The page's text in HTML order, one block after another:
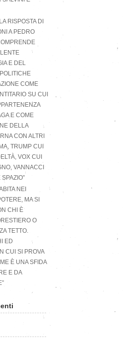
RISPOSTA DI
A PEDRO
E DEL
COME
SU CUI
E COME
DELLA
CON ALTRI
TRUMP CUI
VOX CUI
VANNACCI
NEI
MA SI
CHI È
O
TETTO.
ED
CUI SI PROVA
È UNA SFIDA
E DA